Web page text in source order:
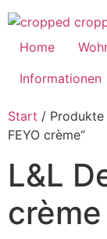
Home
Informationen
Start / Produkte
FEYO crème“
L&L
crème